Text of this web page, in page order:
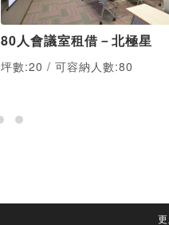
80人會議室租借－北極星
坪數:20 / 可容納人數:80